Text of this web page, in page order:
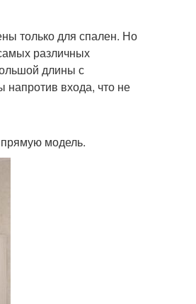
только для спален. Но
различных
длины с
напротив входа, что не
модель.